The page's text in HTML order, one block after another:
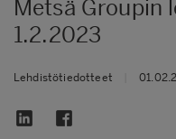
Metsä Groupin
1.2.2023
Lehdistötiedotteet